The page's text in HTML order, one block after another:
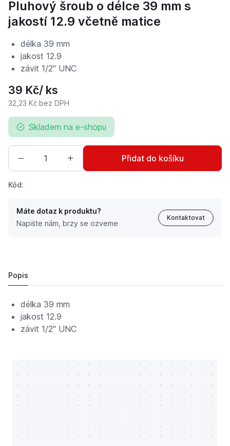
Pluhový šroub o délce 39 mm s
jakostí 12.9 včetně matice
délka 39 mm
jakost 12.9
závit 1/2" UNC
39 Kč/ ks
32,23 Kč bez DPH
Skladem na e-shopu
Přidat do košíku
Kód:
Máte dotaz k produktu?
Napište nám, brzy se ozveme
Kontaktovat
Popis
délka 39 mm
jakost 12.9
závit 1/2" UNC